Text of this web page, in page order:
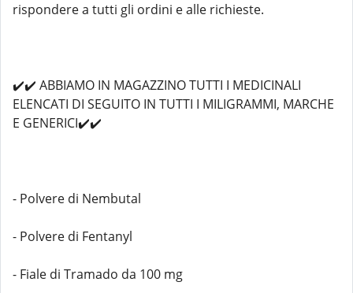
rispondere a tutti gli ordini e alle richieste.
✔️✔️ ABBIAMO IN MAGAZZINO TUTTI I MEDICINALI
ELENCATI DI SEGUITO IN TUTTI I MILIGRAMMI, MARCHE
E GENERICI✔️✔️
- Polvere di Nembutal
- Polvere di Fentanyl
- Fiale di Tramado da 100 mg